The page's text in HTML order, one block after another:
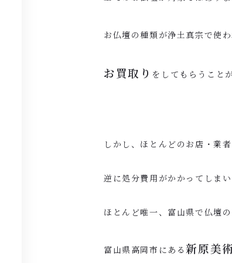
お仏壇の種類が浄土真宗で使
お買取り をしてもらうこと
しかし、ほとんどのお店・業
逆に処分費用がかかってしまい
ほとんど唯一、富山県で仏壇
富山県高岡市にある新原美